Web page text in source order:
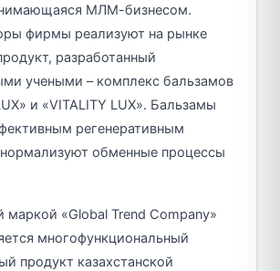
МЛМ-бизнесом.
фирмы реализуют на рынке
разработанный
учеными – комплекс бальзамов
и «VITALITY LUX». Бальзамы
регенеративным
обменные процессы
маркой «Global Trend Company»
многофункциональный
продукт казахстанской